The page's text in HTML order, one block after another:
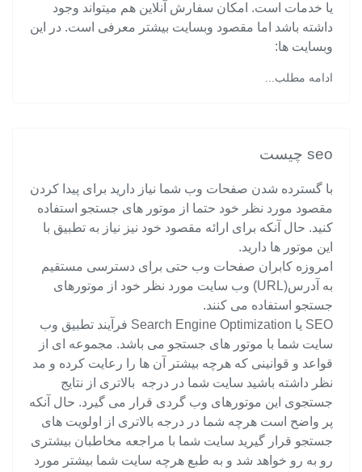
یا خدمات است. امکان سفارش آنلاین هم میتواند وجود
داشته باشد اما مقصود وبسایت بیشتر معرفی است. در این
وبسایت ها:
ادامه مطلب...
seo چیست
با گسترده شدن صفحات وب شما نیاز دارید برای پیدا کردن
مقصود مورد نظر خود حتما از موتور های جستجو استفاده
کنید. حال آنکه برای ارائه مقصود خود نیز نیاز به تطبیق با
این موتور ها دارید.
امروزه کابران صفحات وب حتی برای دسترسی مستقیم
به آدرس(URL) وب سایت مورد نظر خود از موتورهای
جستجو استفاده می کنند.
SEO یا Search Engine Optimization فرآیند تطبیق وب
سایت شما با موتور های جستجو می باشد. مجموعه ای از
قواعد و قوانینی که هرچه بیشتر آن ها را رعایت کرده و مد
نظر داشته باشید سایت شما در درجه بالاتری از نتایج
جستجوی این موتورهای وب گردی قرار می گیرد. حال آنکه
پر واضح است هرچه شما در درجه بالاتری از اولویت های
جستجو قرار گیرید سایت شما با مراجعه مخاطبان بیشتری
رو به رو خواهد شد و به طبع هرچه سایت شما بیشتر مورد